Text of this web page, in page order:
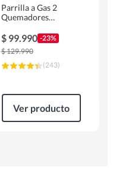
Parrilla a Gas 2
Quemadores
$ 99.990 -23%
$129.990
(243)
Ver producto